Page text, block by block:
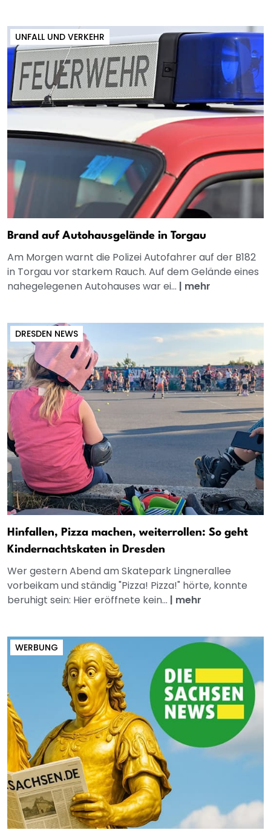
UNFALL UND VERKEHR
Brand auf Autohausgelände in Torgau
Am Morgen warnt die Polizei Autofahrer auf der B182
in Torgau vor starkem Rauch. Auf dem Gelände eines
nahegelegenen Autohauses war ei... | mehr
DRESDEN NEWS
Hinfallen, Pizza machen, weiterrollen: So geht
Kindernachtskaten in Dresden
Wer gestern Abend am Skatepark Lingnerallee
vorbeikam und ständig "Pizza! Pizza!" hörte, konnte
beruhigt sein: Hier eröffnete kein... | mehr
WERBUNG